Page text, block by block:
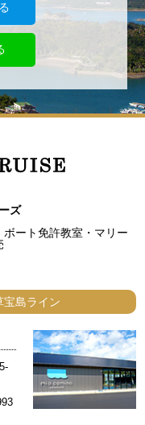
ズ
ート免許教室・マリー
宝島ライン